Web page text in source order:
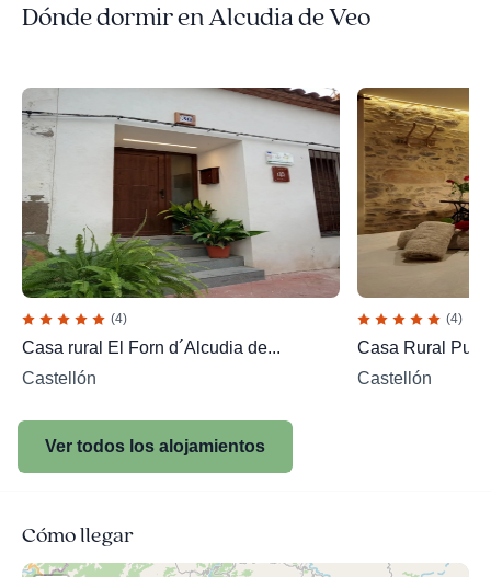
Dónde dormir en Alcudia de Veo
(4)
Casa rural El Forn d´Alcudia de...
Castellón
(4)
Casa Rural
Castellón
Ver todos los alojamientos
Cómo llegar